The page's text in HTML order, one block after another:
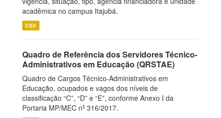
acadêmica no campus Itajubá.
CSV
Quadro de Referência dos Servidores Técnico-
Administrativos em Educação (QRSTAE)
Quadro de Cargos Técnico-Administrativos em
Educação, ocupados e vagos dos níveis de
classificação “C”, “D” e “E”, conforme Anexo I da
Portaria MP/MEC nº 316/2017.